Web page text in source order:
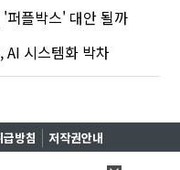
플박스' 대안 될까
시스템화 박차
방침 저작권안내